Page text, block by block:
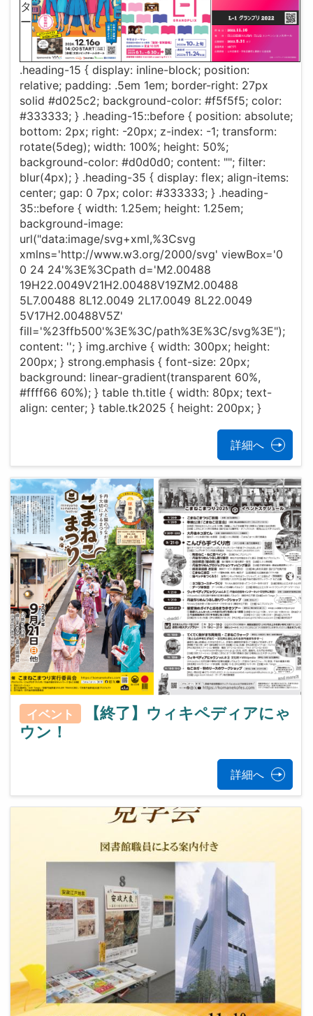
タ
ー
.heading-15 { display: inline-block; position:
relative; padding: .5em 1em; border-right: 27px
solid #d025c2; background-color: #f5f5f5; color:
#333333; } .heading-15::before { position: absolute;
bottom: 2px; right: -20px; z-index: -1; transform:
rotate(5deg); width: 100%; height: 50%;
background-color: #d0d0d0; content: ""; filter:
blur(4px); } .heading-35 { display: flex; align-items:
center; gap: 0 7px; color: #333333; } .heading-
35::before { width: 1.25em; height: 1.25em;
background-image:
url("data:image/svg+xml,%3Csvg
xmlns='http://www.w3.org/2000/svg' viewBox='0
0 24 24'%3E%3Cpath d='M2.00488
19H22.0049V21H2.00488V19ZM2.00488
5L7.00488 8L12.0049 2L17.0049 8L22.0049
5V17H2.00488V5Z'
fill='%23ffb500'%3E%3C/path%3E%3C/svg%3E");
content: ''; } img.archive { width: 300px; height:
200px; } strong.emphasis { font-size: 20px;
background: linear-gradient(transparent 60%,
#ffff66 60%); } table th.title { width: 80px; text-
align: center; } table.tk2025 { height: 200px; }
詳細へ
イベント
【終了】ウィキペディアにゃ
ウン！
詳細へ